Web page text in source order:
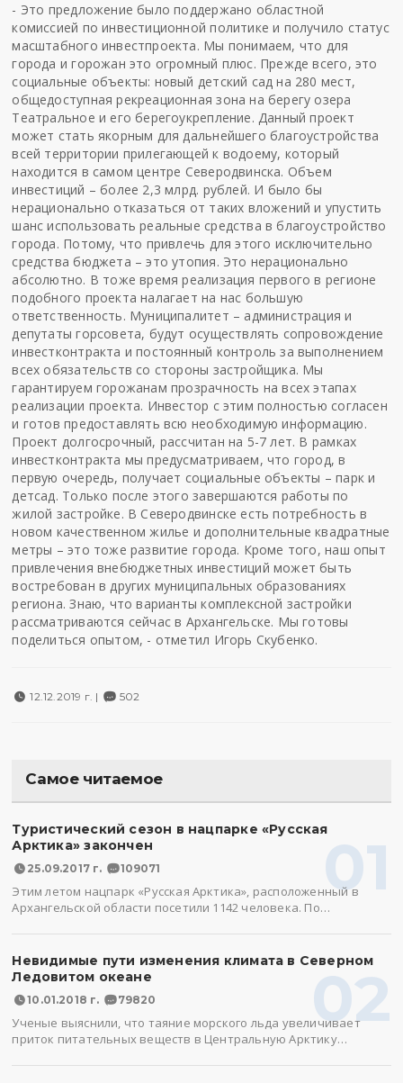
- Это предложение было поддержано областной
комиссией по инвестиционной политике и получило статус
масштабного инвестпроекта. Мы понимаем, что для
города и горожан это огромный плюс. Прежде всего, это
социальные объекты: новый детский сад на 280 мест,
общедоступная рекреационная зона на берегу озера
Театральное и его берегоукрепление. Данный проект
может стать якорным для дальнейшего благоустройства
всей территории прилегающей к водоему, который
находится в самом центре Северодвинска. Объем
инвестиций – более 2,3 млрд. рублей. И было бы
нерационально отказаться от таких вложений и упустить
шанс использовать реальные средства в благоустройство
города. Потому, что привлечь для этого исключительно
средства бюджета – это утопия. Это нерационально
абсолютно. В тоже время реализация первого в регионе
подобного проекта налагает на нас большую
ответственность. Муниципалитет – администрация и
депутаты горсовета, будут осуществлять сопровождение
инвестконтракта и постоянный контроль за выполнением
всех обязательств со стороны застройщика. Мы
гарантируем горожанам прозрачность на всех этапах
реализации проекта. Инвестор с этим полностью согласен
и готов предоставлять всю необходимую информацию.
Проект долгосрочный, рассчитан на 5-7 лет. В рамках
инвестконтракта мы предусматриваем, что город, в
первую очередь, получает социальные объекты – парк и
детсад. Только после этого завершаются работы по
жилой застройке. В Северодвинске есть потребность в
новом качественном жилье и дополнительные квадратные
метры – это тоже развитие города. Кроме того, наш опыт
привлечения внебюджетных инвестиций может быть
востребован в других муниципальных образованиях
региона. Знаю, что варианты комплексной застройки
рассматриваются сейчас в Архангельске. Мы готовы
поделиться опытом, - отметил Игорь Скубенко.
12.12.2019 г. | 502
Самое читаемое
01
Туристический сезон в нацпарке «Русская
Арктика» закончен
25.09.2017 г. 109071
Этим летом нацпарк «Русская Арктика», расположенный в
Архангельской области посетили 1142 человека. По…
02
Невидимые пути изменения климата в Северном
Ледовитом океане
10.01.2018 г. 79820
Ученые выяснили, что таяние морского льда увеличивает
приток питательных веществ в Центральную Арктику…